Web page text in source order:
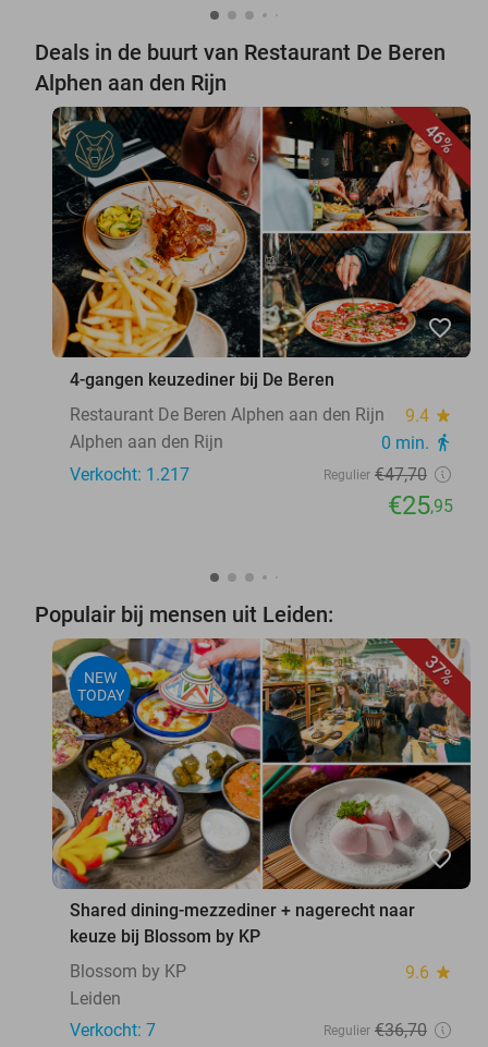
Deals in de buurt van Restaurant De Beren
Alphen aan den Rijn
46%
favorite_border
4-gangen keuzediner bij De Beren
Restaurant De Beren Alphen aan den Rijn
9.4 star
Alphen aan den Rijn 0 min. directions_walk
Verkocht: 1.217 Regulier €47,70
€25,95
Populair bij mensen uit Leiden:
37%
NEW
TODAY
favorite_border
Shared dining-mezzediner + nagerecht naar
keuze bij Blossom by KP
Blossom by KP
9.6 star
Leiden
Verkocht: 7
Regulier €36,70